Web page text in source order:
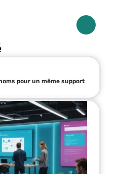
pour un même support